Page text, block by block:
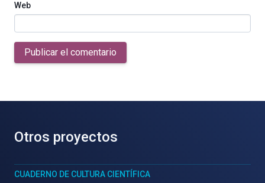
Web
Publicar el comentario
Otros proyectos
CUADERNO DE CULTURA CIENTÍFICA